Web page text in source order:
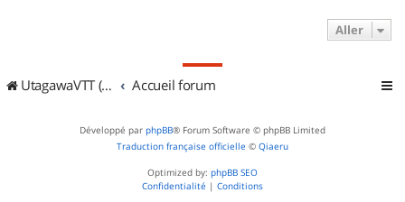
Aller
UtagawaVTT (Randos VTT et VTTAE avec traces GPS) Accueil forum
Développé par phpBB® Forum Software © phpBB Limited
Traduction française officielle © Qiaeru
Optimized by: phpBB SEO
Confidentialité | Conditions